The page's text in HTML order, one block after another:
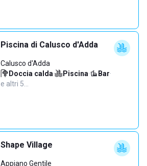
Piscina di Calusco d'Adda
Calusco d'Adda
Doccia calda· Piscina· Bar·
e altri 5…
Shape Village
Appiano Gentile